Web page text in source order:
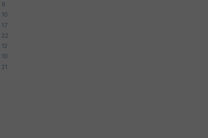
9
10
17
22
12
10
21